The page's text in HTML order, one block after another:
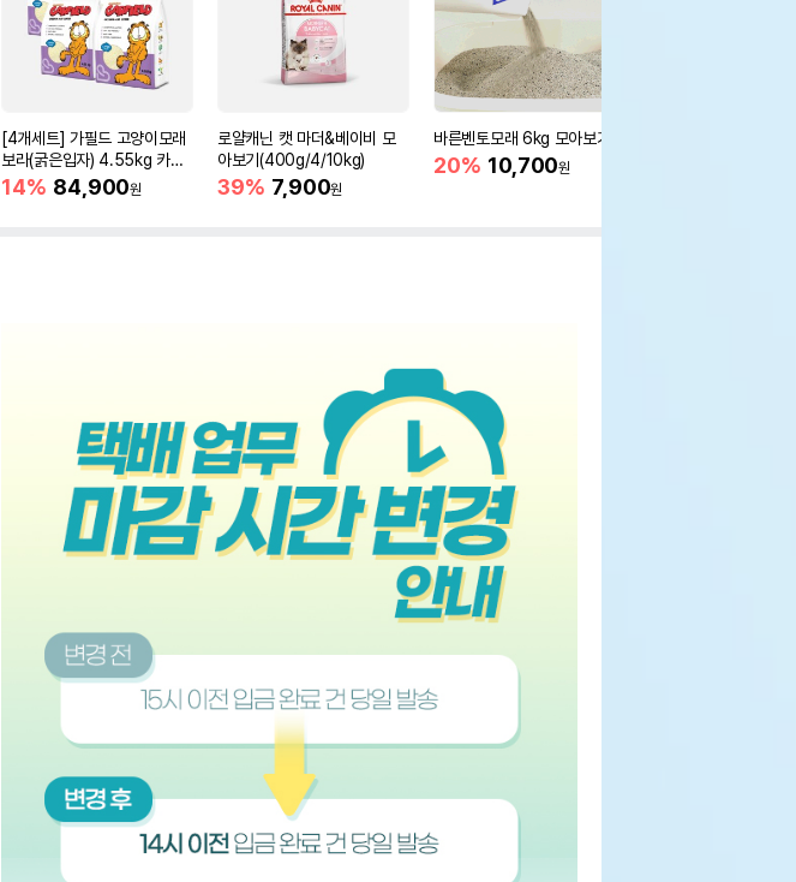
[4개세트] 가필드 고양이모래
보라(굵은입자) 4.55kg 카사
바모래
14% 84,900원
로얄캐닌 캣 마더&베이비 모
아보기(400g/4/10kg)
39% 7,900원
바른벤토모래 6kg 모아보기
20% 10,700원